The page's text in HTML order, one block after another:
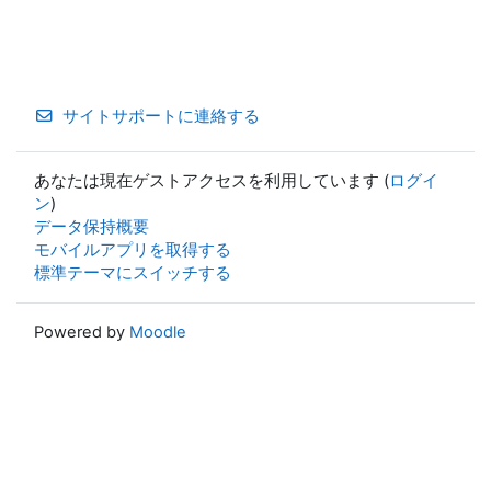
サイトサポートに連絡する
あなたは現在ゲストアクセスを利用しています (ログイ
ン)
データ保持概要
モバイルアプリを取得する
標準テーマにスイッチする
Powered by Moodle